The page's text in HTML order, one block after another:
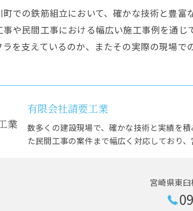
での鉄筋組立において、確かな技術と豊
や民間工事における幅広い施工事例を通
を支えているのか、またその実際の現場で
有限会社請要工業
数多くの建設現場で、確かな技術と実績を
た民間工事の案件まで幅広く対応しており
宮崎県東